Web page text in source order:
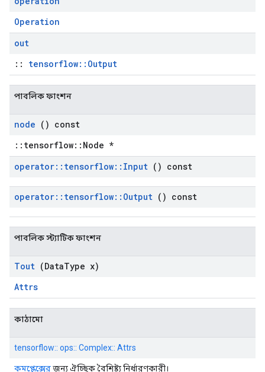
Operation
out
:: tensorflow::Output
পাবলিক ফাংশন
node () const
::tensorflow::Node *
operator:: tensorflow:: Input () const
operator:: tensorflow:: Output () const
পাবলিক স্ট্যাটিক ফাংশন
Tout (DataType x)
Attrs
কাঠামো
tensorflow:: ops:: Complex:: Attrs
কমপ্লেক্সেরজন্য ঐচ্ছিক বৈশিষ্ট্য নির্ধারণকারী।